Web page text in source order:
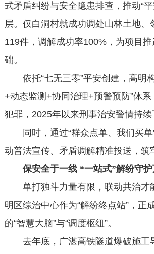
式矛盾纠纷与安全隐患排查，推动“
层。仅白洞村就成功调处山林土地、
119件，调解成功率100%，为项目
础。
依托“七无三零”平安创建，高明
+动态监测+协同治理+预警预防”体
犯罪，2025年以来刑事治安警情持续
同时，通过“群众点单、我们买单
动普法宣传、矛盾调解精准投送，筑
保安全于一线 “一站式”解纷守
单打独斗力量有限，联动共治才
明区综治中心作为“解纷终点站”，正
的“智慧大脑”与“调度枢纽”。
去年底，广湛高铁隧道爆破施工